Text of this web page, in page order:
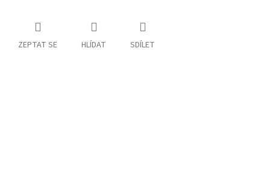
ZEPTAT SE HLÍDAT SDÍLET